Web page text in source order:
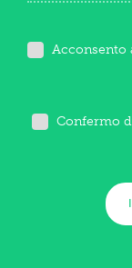
Acconsento
Confermo